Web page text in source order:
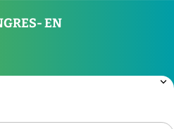
EN